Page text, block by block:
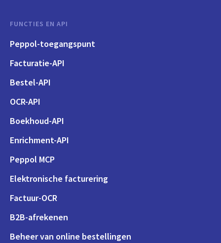
FUNCTIES EN API
Peppol-toegangspunt
Facturatie-API
Bestel-API
OCR-API
Boekhoud-API
Enrichment-API
Peppol MCP
Elektronische facturering
Factuur-OCR
B2B-afrekenen
Beheer van online bestellingen